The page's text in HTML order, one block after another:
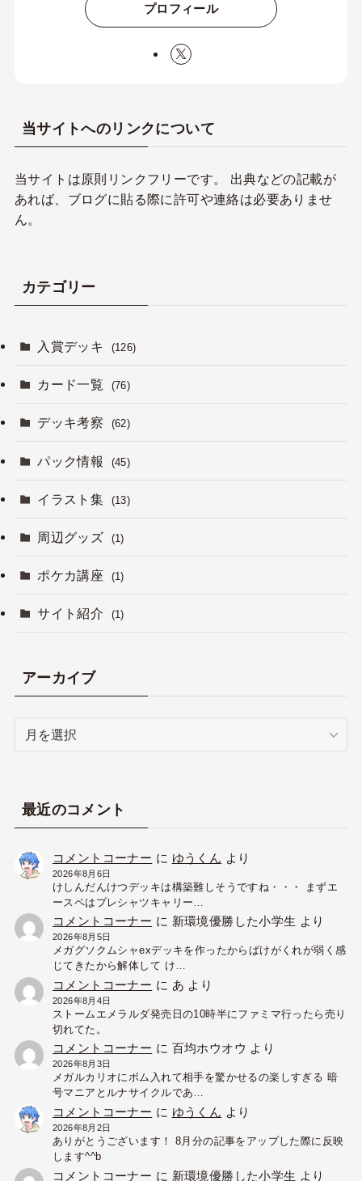
プロフィール
当サイトへのリンクについて
当サイトは原則リンクフリーです。 出典などの記載が
あれば、ブログに貼る際に許可や連絡は必要ありませ
ん。
カテゴリー
入賞デッキ (126)
カード一覧 (76)
デッキ考察 (62)
パック情報 (45)
イラスト集 (13)
周辺グッズ (1)
ポケカ講座 (1)
サイト紹介 (1)
アーカイブ
ブ
最近のコメント
コメントコーナー に ゆうくん より
2026年8月6日
けしんだんけつデッキは構築難しそうですね・・・ まずエ
ースペはプレシャツキャリー…
コメントコーナー に 新環境優勝した小学生 より
2026年8月5日
メガグソクムシャexデッキを作ったからばけがくれが弱く感
じてきたから解体して け…
コメントコーナー に あ より
2026年8月4日
ストームエメラルダ発売日の10時半にファミマ行ったら売り
切れてた。
コメントコーナー に 百均ホウオウ より
2026年8月3日
メガルカリオにボム入れて相手を驚かせるの楽しすぎる 暗
号マニアとルナサイクルであ…
コメントコーナー に ゆうくん より
2026年8月2日
ありがとうございます！ 8月分の記事をアップした際に反映
します^^b
コメントコーナー に 新環境優勝した小学生 より